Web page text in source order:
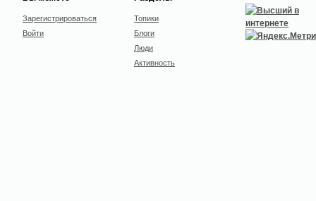
Зарегистрироваться
Войти
Топики
Блоги
Люди
Активность